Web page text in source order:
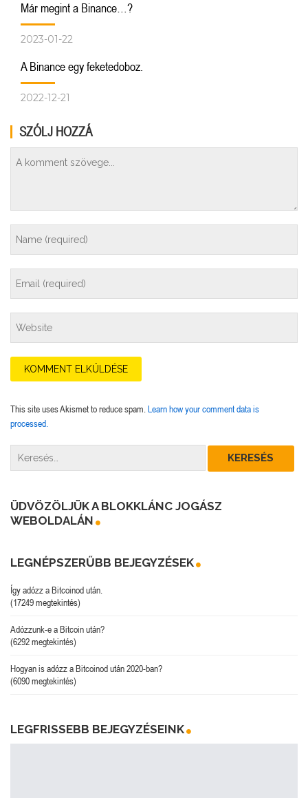
Már megint a Binance…?
2023-01-22
A Binance egy feketedoboz.
2022-12-21
SZÓLJ HOZZÁ
This site uses Akismet to reduce spam.Learn how your comment data is
processed.
ÜDVÖZÖLJÜK A BLOKKLÁNC JOGÁSZ
WEBOLDALÁN
LEGNÉPSZERŰBB BEJEGYZÉSEK
Így adózz a Bitcoinod után.
(17249 megtekintés)
Adózzunk-e a Bitcoin után?
(6292 megtekintés)
Hogyan is adózz a Bitcoinod után 2020-ban?
(6090 megtekintés)
LEGFRISSEBB BEJEGYZÉSEINK